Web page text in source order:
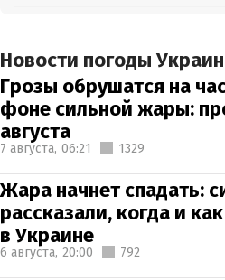
Новости погоды
Грозы обрушатся на
фоне сильной жары:
августа
7 августа, 06:21 1329
Жара начнет спадать:
рассказали, когда и
в Украине
6 августа, 20:00 792